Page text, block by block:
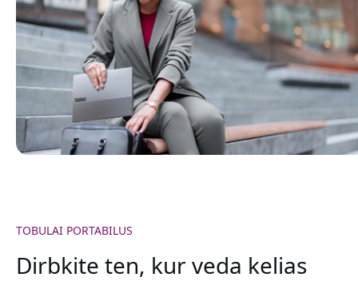
TOBULAI PORTABILUS
Dirbkite ten, kur veda kelias